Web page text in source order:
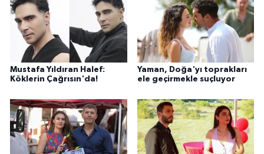
Mustafa Yıldıran Halef:
Köklerin Çağrısın'da!
Yaman, Doğa'yı toprakları
ele geçirmekle suçluyor